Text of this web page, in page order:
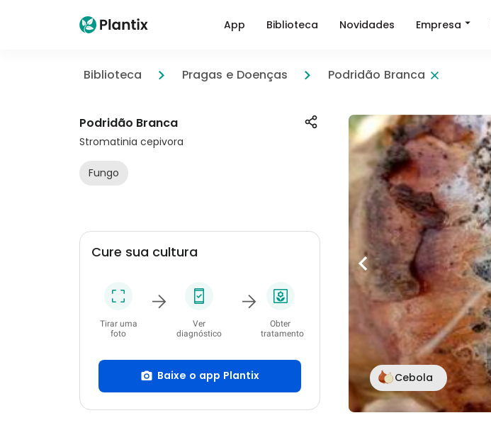
App Biblioteca Novidades Empresa
Biblioteca Pragas e Doenças Podridão Branca
Podridão Branca
Stromatinia cepivora
Fungo
Cure sua cultura
Tirar uma
foto
Ver
diagnóstico
Obter
tratamento
Baixe o app Plantix Cebola